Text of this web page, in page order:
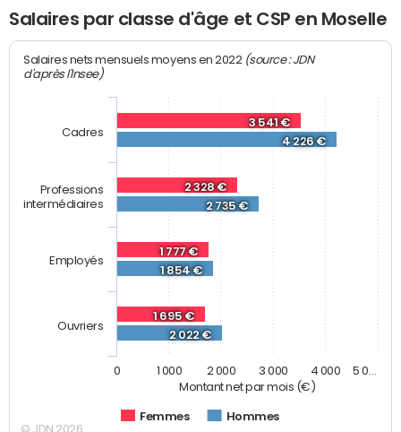
Salaires par classe d'âge et CSP en Moselle
Montant net par mois (€)
Salaires nets mensuels moyens en 2022 (source : JDN
d'après l'Insee)
3 541 €
2 328 €
1 777 €
1 695 €
4 226 €
2 735 €
1 854 €
2 022 €
Femmes Hommes
Cadres
Professions
intermédiaires
Employés
Ouvriers
0 1 000 2 000 3 000 4 000 5 0…
© JDN 2026